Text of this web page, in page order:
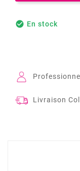
 En stock
Livraison